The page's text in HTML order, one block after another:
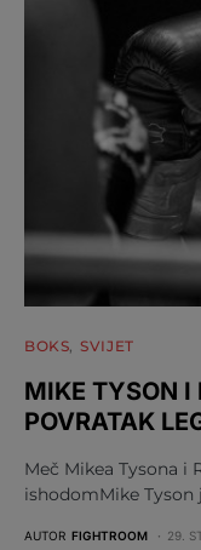
BOKS SVIJET
MIKE TYSON I
POVRATAK
Meč Mikea Tysona i
ishodomMike Tyson
AUTOR FIGHTROOM 29.